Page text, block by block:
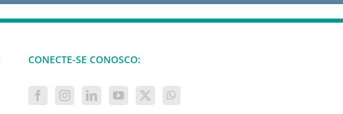
CONECTE-SE CONOSCO: